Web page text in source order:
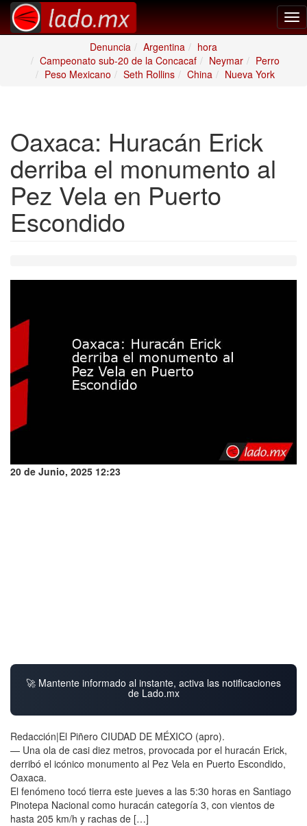
Denuncia
Argentina
hora
Campeonato sub-20 de la Concacaf
Neymar
Perro
Peso Mexicano
Seth Rollins China Nueva York
Oaxaca: Huracán Erick
derriba el monumento al
Pez Vela en Puerto
Escondido
20 de Junio, 2025 12:23
🚀 Mantente informado al instante, activa las notificaciones
de Lado.mx
Redacción|El Piñero CIUDAD DE MÉXICO (apro).
— Una ola de casi diez metros, provocada por el huracán Erick,
derribó el icónico monumento al Pez Vela en Puerto Escondido,
Oaxaca.
El fenómeno tocó tierra este jueves a las 5:30 horas en Santiago
Pinotepa Nacional como huracán categoría 3, con vientos de
hasta 205 km/h y rachas de […]